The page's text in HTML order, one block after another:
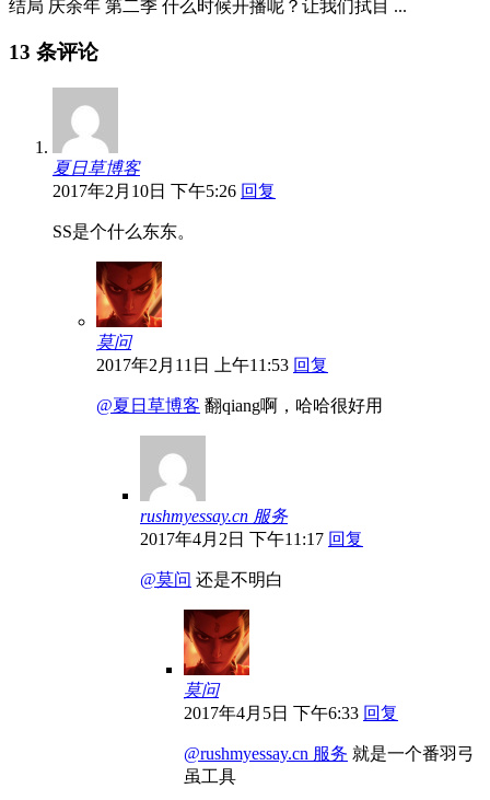
结局 庆余年 第二季 什么时候开播呢？让我们拭目 ...
13 条评论
夏日草博客
2017年2月10日 下午5:26 回复
SS是个什么东东。
莫问
2017年2月11日 上午11:53 回复
@夏日草博客 翻qiang啊，哈哈很好用
rushmyessay.cn 服务
2017年4月2日 下午11:17 回复
@莫问 还是不明白
莫问
2017年4月5日 下午6:33 回复
@rushmyessay.cn 服务 就是一个番羽弓
虽工具